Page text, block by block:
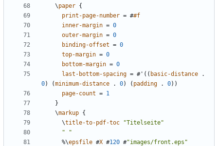
\paper {
print-page-number = ##f
inner-margin = 0
outer-margin = 0
binding-offset = 0
top-margin = 0
bottom-margin = 0
last-bottom-spacing = #' (( basic-distance
.
0) (minimum-distance . 0) ( padding . 0))
page-count = 1
}
\markup {
\title-to-pdf-toc
"Titelseite"
" "
%\epsfile #X #120 #"images/front.eps"